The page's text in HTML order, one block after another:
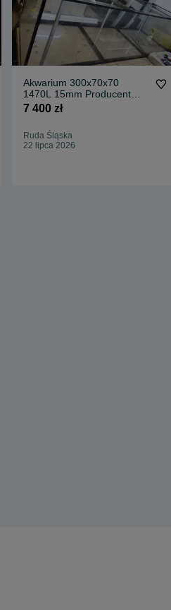
Akwarium 300x70x70
1470L 15mm Producent
Transport
7 400 zł
Ruda Śląska
22 lipca 2026